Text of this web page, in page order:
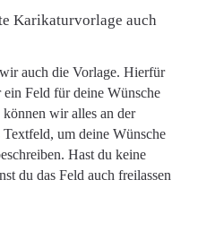
Karikaturvorlage auch
auch die Vorlage. Hierfür
Feld für deine Wünsche
wir alles an der
um deine Wünsche
Hast du keine
du das Feld auch freilassen